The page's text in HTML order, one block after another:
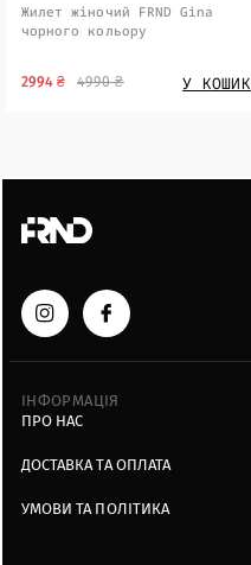
Жилет жiночий FRND Gina
чорного кольору
4990 ₴
2994 ₴ У КОШИК
ІНФОРМАЦІЯ
ПРО НАС
ДОСТАВКА ТА ОПЛАТА
УМОВИ ТА ПОЛІТИКА